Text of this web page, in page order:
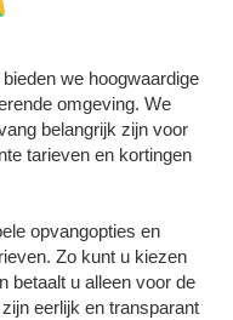
we hoogwaardige
omgeving. We
belangrijk zijn voor
tarieven en kortingen
opvangopties en
Zo kunt u kiezen
betaalt u alleen voor de
eerlijk en transparant